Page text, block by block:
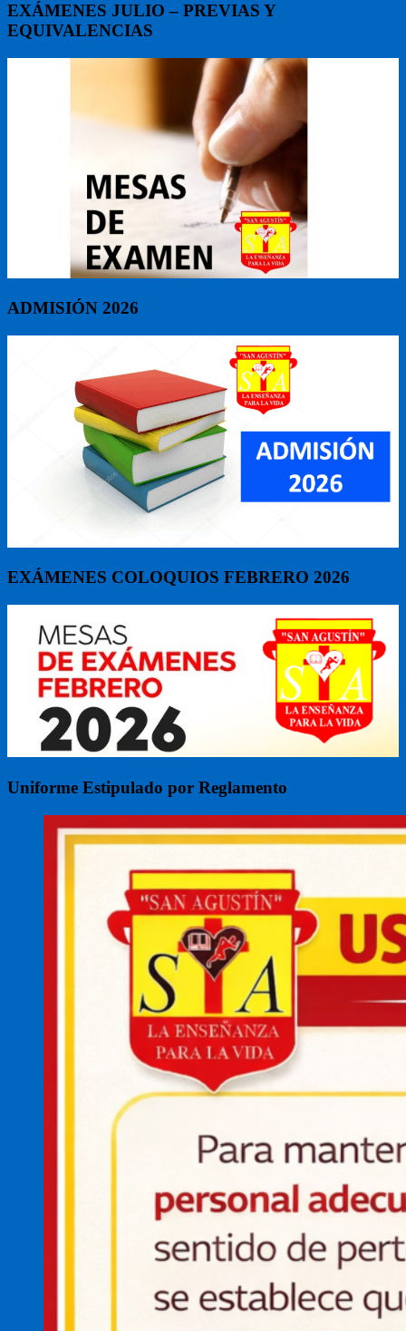
EXÁMENES JULIO – PREVIAS Y
EQUIVALENCIAS
ADMISIÓN 2026
EXÁMENES COLOQUIOS FEBRERO 2026
Uniforme Estipulado por Reglamento